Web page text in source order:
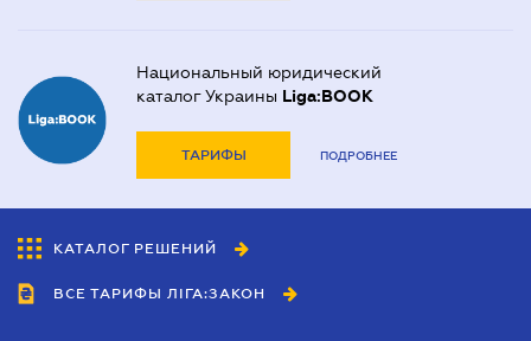
Национальный юридический
каталог Украины Liga:BOOK
ТАРИФЫ ПОДРОБНЕЕ
КАТАЛОГ РЕШЕНИЙ
ВСЕ ТАРИФЫ ЛІГА:ЗАКОН